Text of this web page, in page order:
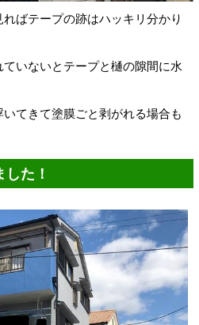
ばテープの跡はハッキリ分かり
いないとテープと樋の隙間に水
てきて塗膜ごと剥がれる場合も
た！